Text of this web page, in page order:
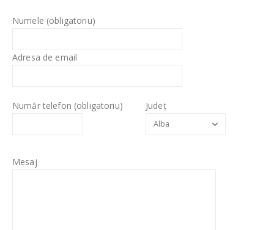
Numele (obligatoriu)
Adresa de email
Număr telefon (obligatoriu) Județ
Mesaj